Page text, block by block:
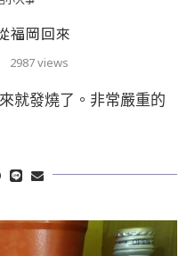
福岡回來
2987 views
就發燒了。非常嚴重的